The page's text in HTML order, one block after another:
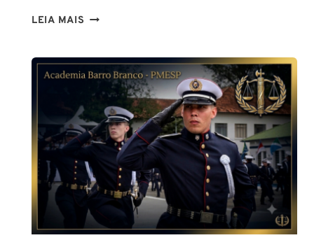
LEIA MAIS TENHO
SER
POLICIAL?
DESCUBRA
AS
NOVAS
REGRAS!
ALTURA
MÍNIMA
PARA
CONCURSO
POLICIAL: